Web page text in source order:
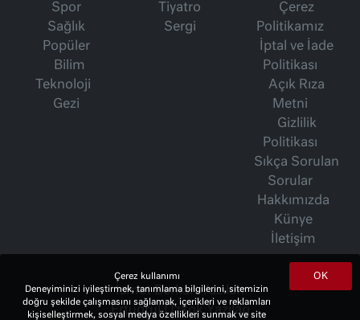
Spor
Sağlık
Popüler
Bilim
Teknoloji
Gezi
Tiyatro
Sergi
Çerez
Politikamız
İptal ve İade
Politikası
Açık Rıza
Metni
Gizlilik
Politikası
Sıkça Sorulan
Sorular
Hakkımızda
Künye
İletişim
İsmet Berkan Yazıları
Ertuğrul Özkök Yazıları
OK
Çerez kullanımı
Deneyiminizi iyileştirmek, tanımlama bilgilerini, sitemizin
doğru şekilde çalışmasını sağlamak, içerikleri ve reklamları
kişiselleştirmek, sosyal medya özellikleri sunmak ve site